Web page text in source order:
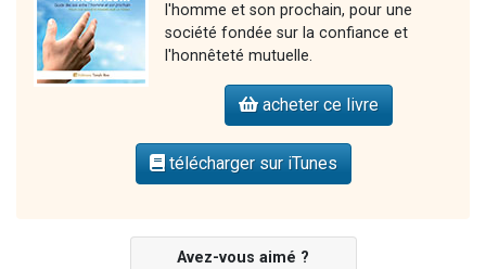
l'homme et son prochain, pour une
société fondée sur la confiance et
l'honnêteté mutuelle.
acheter ce livre
télécharger sur iTunes
Avez-vous aimé ?